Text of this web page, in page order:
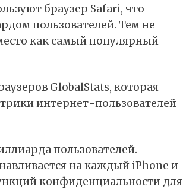
браузер Safari, что
пользователей. Тем не
как самый популярный
GlobalStats, которая
интернет-пользователей
пользователей.
на каждый iPhone и
конфиденциальности для